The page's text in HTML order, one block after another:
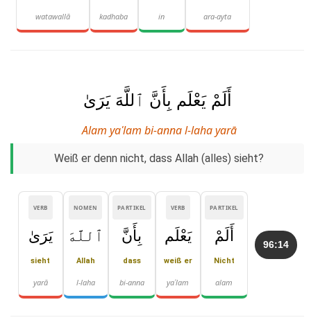
ara-ayta
in
kadhaba
watawallā
أَلَمْ يَعْلَم بِأَنَّ ٱللَّهَ يَرَىٰ
Alam yaʿlam bi-anna l-laha yarā
Weiß er denn nicht, dass Allah (alles) sieht?
96:14
PARTIKEL
أَلَمْ
Nicht
alam
VERB
يَعْلَم
weiß er
yaʿlam
PARTIKEL
بِأَنَّ
dass
bi-anna
NOMEN
ٱللَّهَ
Allah
l-laha
VERB
يَرَىٰ
sieht
yarā